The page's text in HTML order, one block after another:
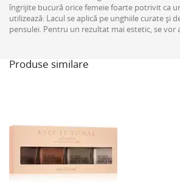
îngrijite bucură orice femeie foarte potrivit ca
utilizează: Lacul se aplică pe unghiile curate și
pensulei. Pentru un rezultat mai estetic, se vor
Produse similare